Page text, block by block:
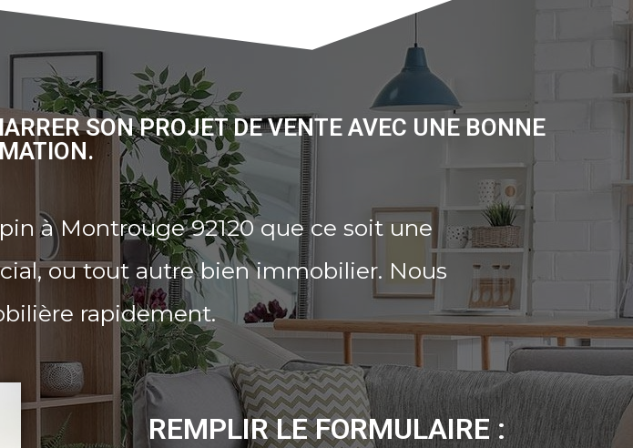
SON PROJET DE VENTE AVEC UNE BONNE
à Montrouge 92120 que ce soit une
ou tout autre bien immobilier. Nous
rapidement.
REMPLIR LE FORMULAIRE :